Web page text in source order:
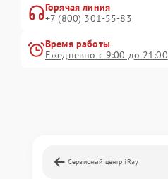
Горячая линия
+7 (800) 301-55-83
Время работы
Ежедневно с 9:00 до 21:00
Сервисный центр iRay